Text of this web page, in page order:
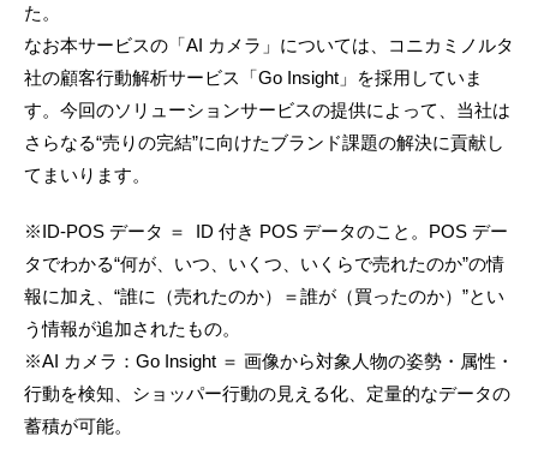
た。
なお本サービスの「AI カメラ」については、コニカミノルタ
社の顧客行動解析サービス「Go Insight」を採用していま
す。今回のソリューションサービスの提供によって、当社は
さらなる“売りの完結”に向けたブランド課題の解決に貢献し
てまいります。
※ID-POS データ ＝ ID 付き POS データのこと。POS デー
タでわかる“何が、いつ、いくつ、いくらで売れたのか”の情
報に加え、“誰に（売れたのか）＝誰が（買ったのか）”とい
う情報が追加されたもの。
※AI カメラ：Go Insight ＝ 画像から対象人物の姿勢・属性・
行動を検知、ショッパー行動の見える化、定量的なデータの
蓄積が可能。